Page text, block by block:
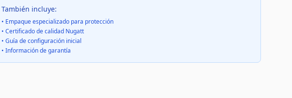
También incluye:
• Empaque especializado para protección
• Certificado de calidad Nugatt
• Guía de configuración inicial
• Información de garantía